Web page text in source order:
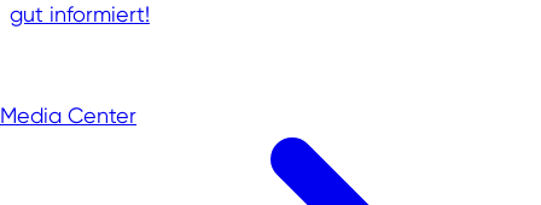
gut informiert!
Media Center